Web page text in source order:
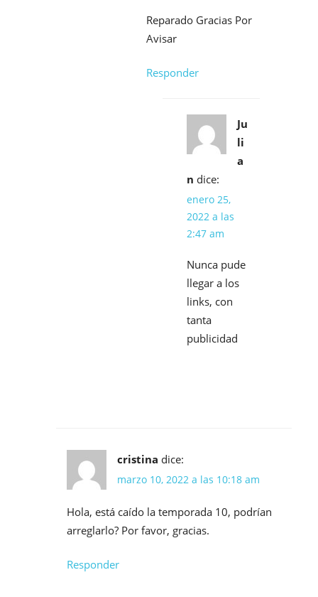
Reparado Gracias Por
Avisar
Responder
Ju
li
a
n dice:
enero 25,
2022 a las
2:47 am
Nunca pude
llegar a los
links, con
tanta
publicidad
cristina dice:
marzo 10, 2022 a las 10:18 am
Hola, está caído la temporada 10, podrían
arreglarlo? Por favor, gracias.
Responder